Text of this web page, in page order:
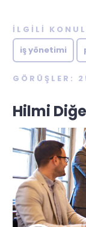
İLGILI
iş yönetimi
GÖRÜŞLER:
Hilmi